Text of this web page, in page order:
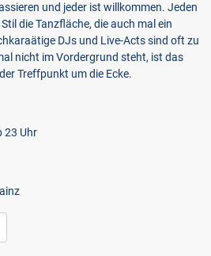
und jeder ist willkommen. Jeden
die Tanzfläche, die auch mal ein
DJs und Live-Acts sind oft zu
nicht im Vordergrund steht, ist das
Treffpunkt um die Ecke.
23 Uhr